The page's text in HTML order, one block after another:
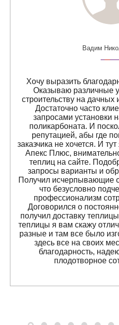
Вадим
Хочу выразить
Оказываю различные
строительству на дачных
Достаточно часто
запросами установки
поликарбоната. И
репутацией, абы где
заказчика не хочется. И
Апекс Плюс,
теплиц на сайте.
запросы варианты и
Получил исчерпывающие
что безусловно
профессионализм
Договорился о
получил доставку
теплицы я вам скажу
разные и там все было
здесь все на своих
благодарность,
плодотворное